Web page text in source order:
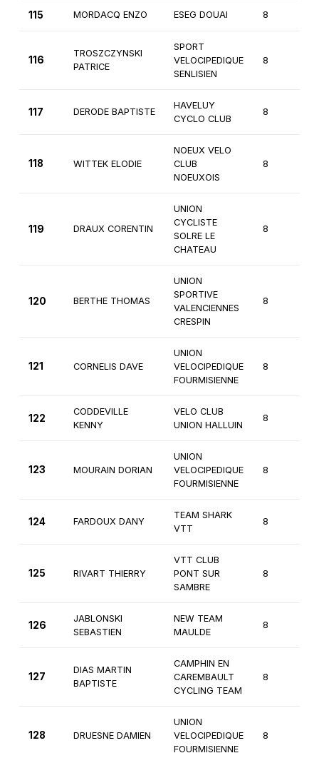
115 MORDACQ ENZO ESEG DOUAI 8
116
TROSZCZYNSKI
PATRICE
SPORT
VELOCIPEDIQUE
SENLISIEN
8
117 DERODE BAPTISTE
HAVELUY
CYCLO CLUB
8
118 WITTEK ELODIE
NOEUX VELO
CLUB
NOEUXOIS
8
119 DRAUX CORENTIN
UNION
CYCLISTE
SOLRE LE
CHATEAU
8
120 BERTHE THOMAS
UNION
SPORTIVE
VALENCIENNES
CRESPIN
8
121 CORNELIS DAVE
UNION
VELOCIPEDIQUE
FOURMISIENNE
8
122
CODDEVILLE
KENNY
VELO CLUB
UNION HALLUIN
8
123 MOURAIN DORIAN
UNION
VELOCIPEDIQUE
FOURMISIENNE
8
124 FARDOUX DANY
TEAM SHARK
VTT
8
125 RIVART THIERRY
VTT CLUB
PONT SUR
SAMBRE
8
126
JABLONSKI
SEBASTIEN
NEW TEAM
MAULDE
8
127
DIAS MARTIN
BAPTISTE
CAMPHIN EN
CAREMBAULT
CYCLING TEAM
8
128 DRUESNE DAMIEN
UNION
VELOCIPEDIQUE
FOURMISIENNE
8